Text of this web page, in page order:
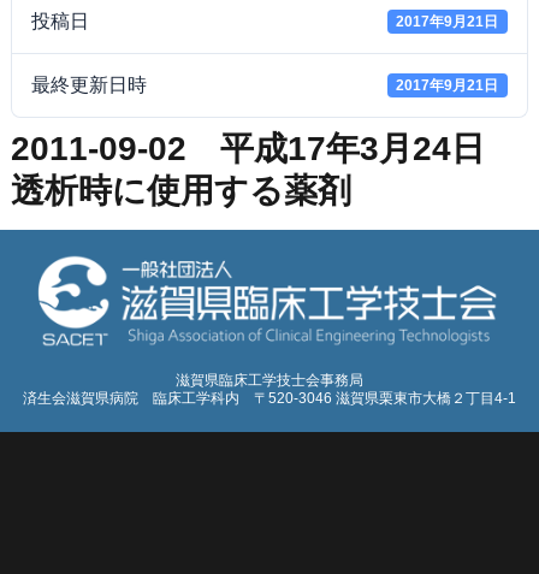
投稿日 2017年9月21日
最終更新日時 2017年9月21日
2011-09-02 平成17年3月24日
透析時に使用する薬剤
滋賀県臨床工学技士会事務局
済生会滋賀県病院 臨床工学科内 〒520-3046 滋賀県栗東市大橋２丁目4-1